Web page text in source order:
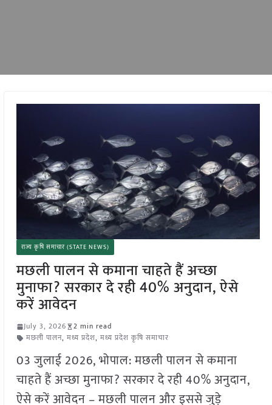
राज्य कृषि समाचार (STATE NEWS)
मछली पालन से कमाना चाहते हैं अच्छा
मुनाफा? सरकार दे रही 40% अनुदान, ऐसे
करें आवेदन
July 3, 2026
2 min read
मछली पालन, मध्य प्रदेश, मध्य प्रदेश कृषि समाचार
03 जुलाई 2026, भोपाल: मछली पालन से कमाना
चाहते हैं अच्छा मुनाफा? सरकार दे रही 40% अनुदान,
ऐसे करें आवेदन – मछली पालन और इससे जुड़े